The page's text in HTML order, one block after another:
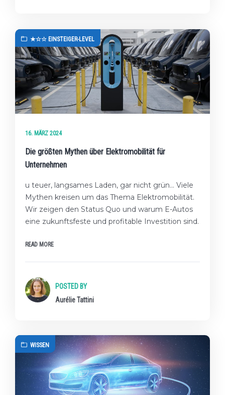
★☆☆ EINSTEIGER-LEVEL
16. MÄRZ 2024
Die größten Mythen über Elektromobilität für
Unternehmen
u teuer, langsames Laden, gar nicht grün... Viele
Mythen kreisen um das Thema Elektromobilität.
Wir zeigen den Status Quo und warum E-Autos
eine zukunftsfeste und profitable Investition sind.
READ MORE
POSTED BY
Aurélie Tattini
WISSEN